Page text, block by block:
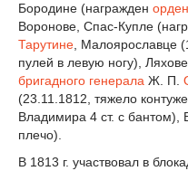
Бородине (награжден
Воронове, Спас-Купле
Тарутине , Малоярославце
пулей в левую ногу),
бригадного генерала Ж. П.
(23.11.1812, тяжело
Владимира 4 ст. с бантом),
плечо).
В 1813 г. участвовал в